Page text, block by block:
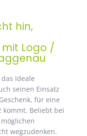
hin,
Logo /
Ideale
seinen Einsatz
für eine
kommt. Beliebt bei
wegzudenken.